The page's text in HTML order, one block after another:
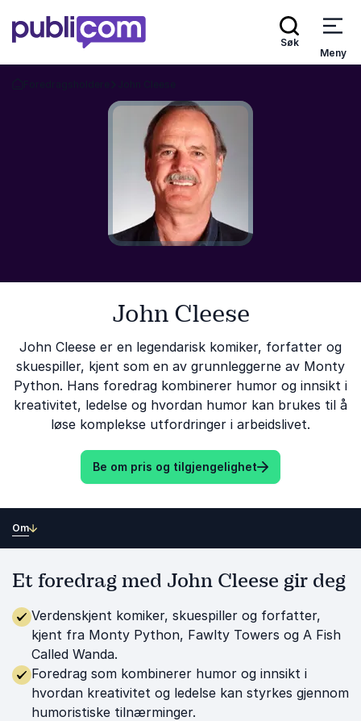
Søk
Meny
John Cleese
John Cleese er en legendarisk komiker, forfatter og
skuespiller, kjent som en av grunnleggerne av Monty
Python. Hans foredrag kombinerer humor og innsikt i
kreativitet, ledelse og hvordan humor kan brukes til å
løse komplekse utfordringer i arbeidslivet.
Be om pris og tilgjengelighet
Om
Et foredrag med John Cleese gir deg
Verdenskjent komiker, skuespiller og forfatter,
kjent fra Monty Python, Fawlty Towers og A Fish
Called Wanda.
Foredrag som kombinerer humor og innsikt i
hvordan kreativitet og ledelse kan styrkes gjennom
humoristiske tilnærminger.